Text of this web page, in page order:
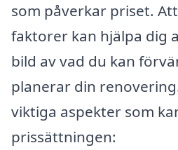
som påverkar priset.
faktorer kan hjälpa dig
bild av vad du kan
planerar din
viktiga aspekter som
prissättningen: